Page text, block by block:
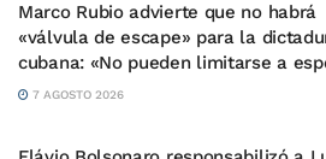
Marco Rubio advierte que no habrá
«válvula de escape» para la
cubana: «No pueden limitarse a
7 AGOSTO 2026